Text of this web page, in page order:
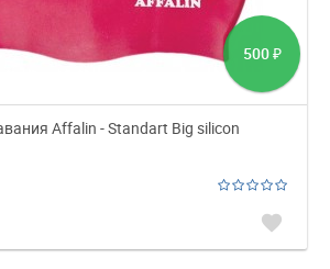
500 ₽
Affalin - Standart Big silicon
favorite